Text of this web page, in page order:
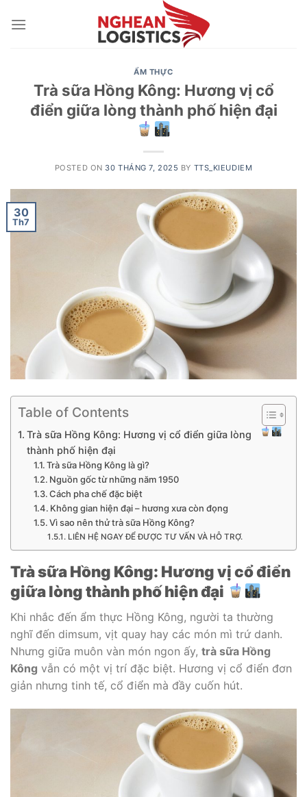
ẨM THỰC
Trà sữa Hồng Kông: Hương vị cổ
điển giữa lòng thành phố hiện đại
POSTED ON 30 THÁNG 7, 2025 BY TTS_KIEUDIEM
30
Th7
Table of Contents
Trà sữa Hồng Kông: Hương vị cổ điển giữa lòng
thành phố hiện đại
Trà sữa Hồng Kông là gì?
Nguồn gốc từ những năm 1950
Cách pha chế đặc biệt
Không gian hiện đại – hương xưa còn đọng
Vì sao nên thử trà sữa Hồng Kông?
LIÊN HỆ NGAY ĐỂ ĐƯỢC TƯ VẤN VÀ HỖ TRỢ.
Trà sữa Hồng Kông: Hương vị cổ điển
giữa lòng thành phố hiện đại
Khi nhắc đến ẩm thực Hồng Kông, người ta thường
nghĩ đến dimsum, vịt quay hay các món mì trứ danh.
Nhưng giữa muôn vàn món ngon ấy, trà sữa Hồng
Kông vẫn có một vị trí đặc biệt. Hương vị cổ điển đơn
giản nhưng tinh tế, cổ điển mà đầy cuốn hút.